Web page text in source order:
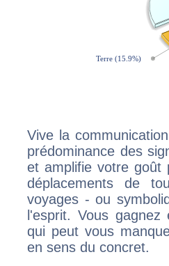
Vive la
prédominance des
et amplifie votre goût
déplacements de
voyages - ou
l'esprit. Vous
qui peut vous
en sens du concret.